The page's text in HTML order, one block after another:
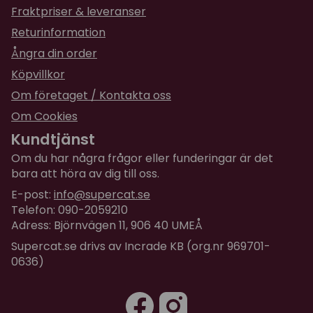
Fraktpriser & leveranser
Returinformation
Ångra din order
Köpvillkor
Om företaget / Kontakta oss
Om Cookies
Kundtjänst
Om du har några frågor eller funderingar är det
bara att höra av dig till oss.
E-post: info@supercat.se
Telefon: 090-2059210
Adress: Björnvägen 11, 906 40 UMEÅ
Supercat.se drivs av Incrade KB (org.nr 969701-
0636)